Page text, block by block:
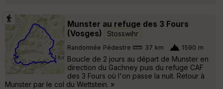
Munster au refuge des 3 Fours
(Vosges)
Stosswihr
Randonnée Pédestre 37 km 1590 m
Boucle de 2 jours au départ de Munster en
direction du Gachney puis du refuge CAF
des 3 Fours où l'on passe la nuit. Retour à
Munster par le col du Wettstein. »